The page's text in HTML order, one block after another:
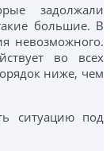
задолжали
большие. В
невозможного.
во всех
ниже, чем
ситуацию под